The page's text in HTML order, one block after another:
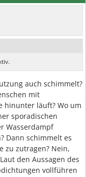
auch schimmelt?
mit
hinunter läuft? Wo um
sporadischen
Wasserdampf
Dann schimmelt es
zu zutragen? Nein,
den Aussagen des
vollführen